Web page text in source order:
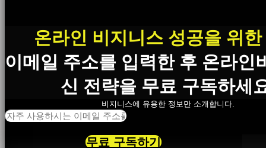
온라인 비지니스 성공을 위
이메일 주소를 입력한 후 온라인
신 전략을 무료 구독하세
비지니스에 유용한 정보만 소개합니다.
무료 구독하기